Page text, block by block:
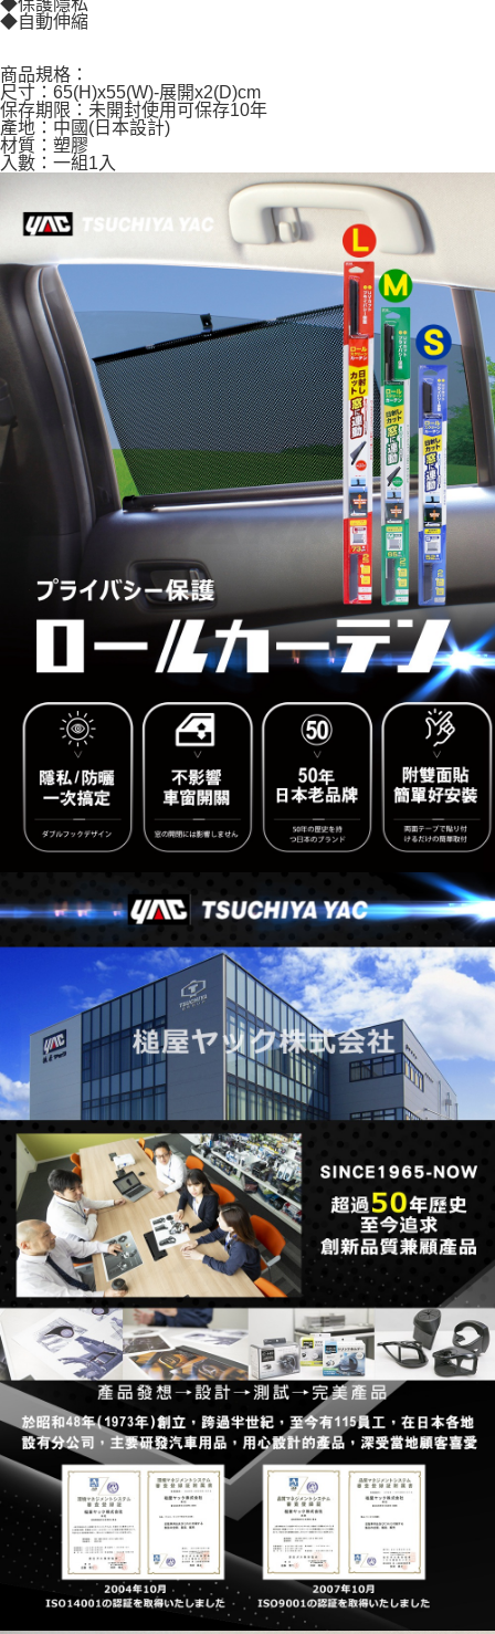
◆保護隱私
◆自動伸縮
商品規格：
尺寸：65(H)x55(W)-展開x2(D)cm
保存期限：未開封使用可保存10年
產地：中國(日本設計)
材質：塑膠
入數：一組1入